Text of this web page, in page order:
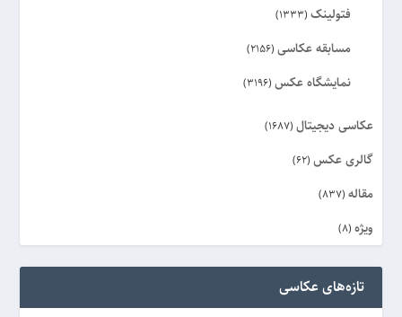
فتولینک (1333)
مسابقه عکاسی (2156)
نمایشگاه عکس (3196)
عکاسی دیجیتال (1687)
گالری عکس (62)
مقاله (837)
ویژه (8)
تازه‌های عکاسی